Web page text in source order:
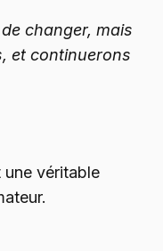
changer, mais
et continuerons
une véritable